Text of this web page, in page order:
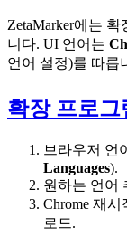
ZetaMarker에는
니다. UI 언어는
언어 설정)를 따릅
확장 프로그
브라우저 언
Languages).
원하는 언어
Chrome 재시
로드.